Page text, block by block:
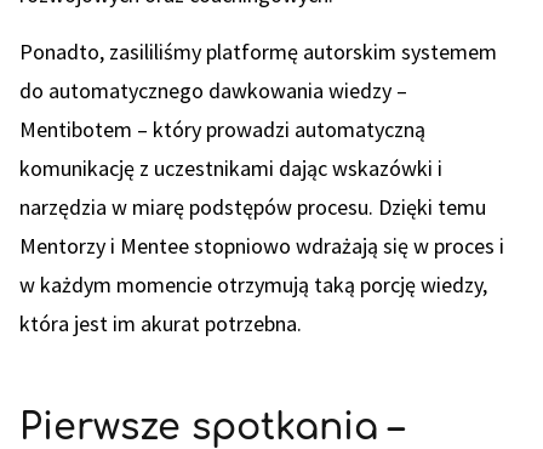
Ponadto, zasililiśmy platformę autorskim systemem
do automatycznego dawkowania wiedzy –
Mentibotem – który prowadzi automatyczną
komunikację z uczestnikami dając wskazówki i
narzędzia w miarę podstępów procesu. Dzięki temu
Mentorzy i Mentee stopniowo wdrażają się w proces i
w każdym momencie otrzymują taką porcję wiedzy,
która jest im akurat potrzebna.
Pierwsze spotkania –